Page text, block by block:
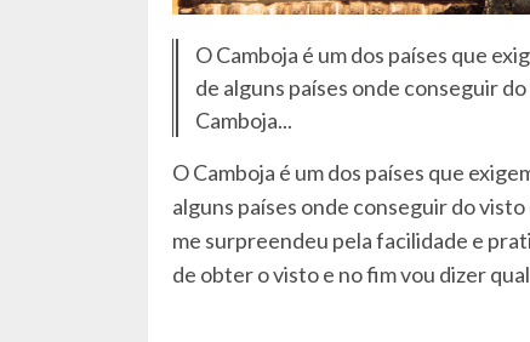
O Camboja é um dos países que
de alguns países onde conseguir
Camboja...
O Camboja é um dos países que
alguns países onde conseguir do
me surpreendeu pela facilidade e
de obter o visto e no fim vou dizer